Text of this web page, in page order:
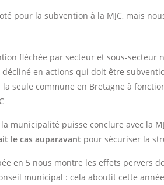
pour la subvention à la MJC, mais
fléchée par secteur et sous-secteur
en actions qui doit être
seule commune en Bretagne à
municipalité puisse conclure avec la
le cas auparavant pour sécuriser la
en 5 nous montre les effets pervers
municipal : cela aboutit cette